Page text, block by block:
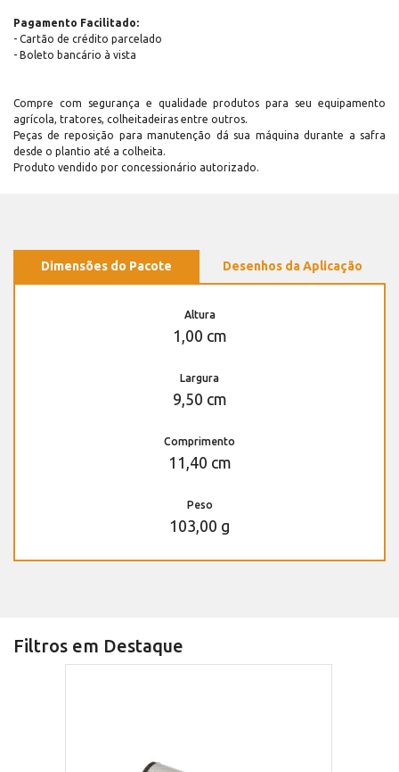
Pagamento Facilitado:
- Cartão de crédito parcelado
- Boleto bancário à vista
Compre com segurança e qualidade produtos para seu equipamento
agrícola, tratores, colheitadeiras entre outros.
Peças de reposição para manutenção dá sua máquina durante a safra
desde o plantio até a colheita.
Produto vendido por concessionário autorizado.
Dimensões do Pacote Desenhos da Aplicação
Altura
1,00 cm
Largura
9,50 cm
Comprimento
11,40 cm
Peso
103,00 g
Filtros em Destaque